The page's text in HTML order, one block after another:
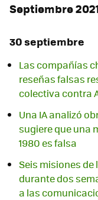
Septiembre
30 septiembre
Las compañías
reseñas falsas
colectiva contra
Una IA analizó
sugiere que una
1980 es falsa
Seis misiones de
durante dos
a las